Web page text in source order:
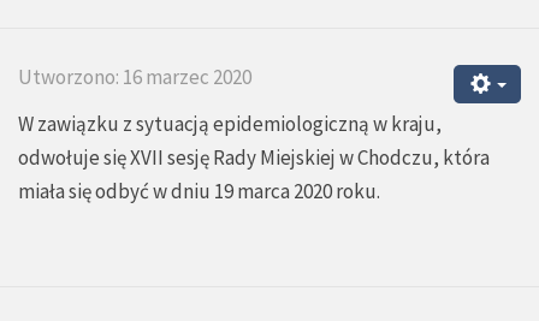
Utworzono: 16 marzec 2020
W zawiązku z sytuacją epidemiologiczną w kraju,
odwołuje się XVII sesję Rady Miejskiej w Chodczu, która
miała się odbyć w dniu 19 marca 2020 roku.